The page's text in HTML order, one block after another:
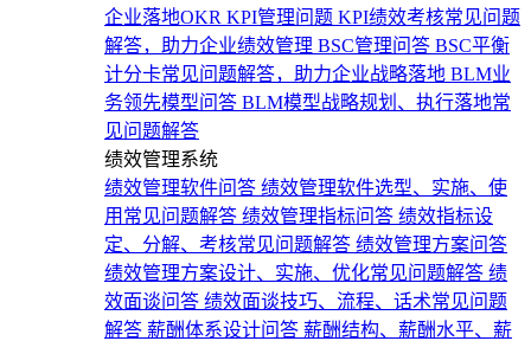
企业落地OKR KPI管理问题 KPI绩效考核常见问题
解答，助力企业绩效管理 BSC管理问答 BSC平衡
计分卡常见问题解答，助力企业战略落地 BLM业
务领先模型问答 BLM模型战略规划、执行落地常
见问题解答
绩效管理系统
绩效管理软件问答 绩效管理软件选型、实施、使
用常见问题解答 绩效管理指标问答 绩效指标设
定、分解、考核常见问题解答 绩效管理方案问答
绩效管理方案设计、实施、优化常见问题解答 绩
效面谈问答 绩效面谈技巧、流程、话术常见问题
解答 薪酬体系设计问答 薪酬结构、薪酬水平、薪